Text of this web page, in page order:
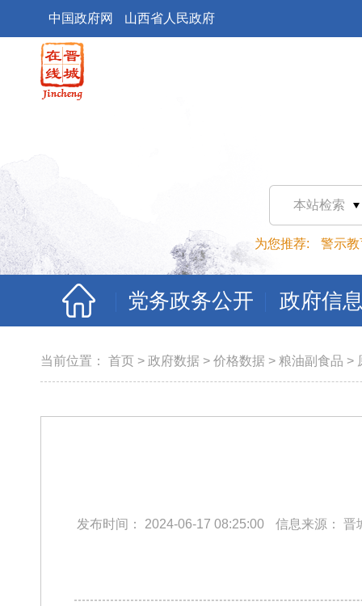
中国政府网 山西省人民政府
本站检索
为您推荐: 警示教
党务政务公开 政府信
当前位置： 首页 > 政府数据 > 价格数据 > 粮油副食品 >
发布时间： 2024-06-17 08:25:00 信息来源： 晋